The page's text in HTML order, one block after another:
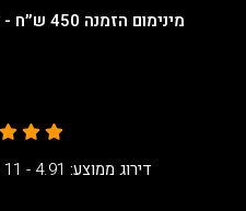
מינימום הזמנה 450 ש״ח - משלוח חינם באיזור השרון.
דירוג ממוצע: 4.91 -
11